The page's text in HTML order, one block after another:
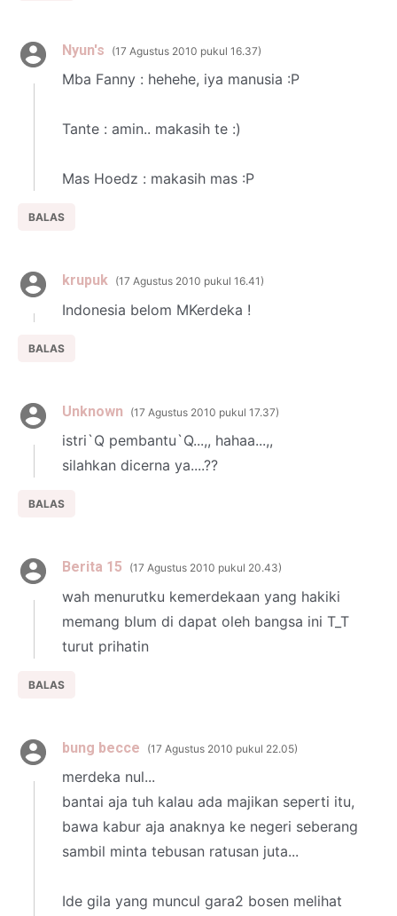
Nyun's 17 Agustus 2010 pukul 16.37
Mba Fanny : hehehe, iya manusia :P
Tante : amin.. makasih te :)
Mas Hoedz : makasih mas :P
BALAS
krupuk 17 Agustus 2010 pukul 16.41
Indonesia belom MKerdeka !
BALAS
Unknown 17 Agustus 2010 pukul 17.37
istri`Q pembantu`Q...,, hahaa...,,
silahkan dicerna ya....??
BALAS
Berita 15 17 Agustus 2010 pukul 20.43
wah menurutku kemerdekaan yang hakiki
memang blum di dapat oleh bangsa ini T_T
turut prihatin
BALAS
bung becce 17 Agustus 2010 pukul 22.05
merdeka nul...
bantai aja tuh kalau ada majikan seperti itu,
bawa kabur aja anaknya ke negeri seberang
sambil minta tebusan ratusan juta...
Ide gila yang muncul gara2 bosen melihat